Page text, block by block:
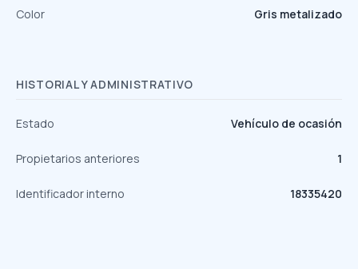
Color Gris metalizado
HISTORIAL Y ADMINISTRATIVO
Estado Vehículo de ocasión
Propietarios anteriores 1
Identificador interno 18335420